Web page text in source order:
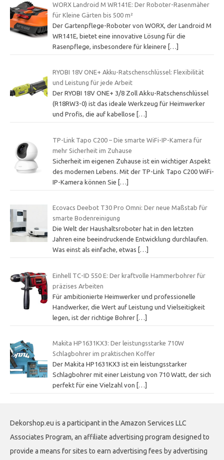
WORX Landroid M WR141E: Der Roboter-Rasenmäher
für Kleine Gärten bis 500 m²
Der Gartenpflege-Roboter von WORX, der Landroid M
WR141E, bietet eine innovative Lösung für die
Rasenpflege, insbesondere für kleinere […]
RYOBI 18V ONE+ Akku-Ratschenschlüssel: Flexibilität
und Leistung für jede Arbeit
Der RYOBI 18V ONE+ 3/8 Zoll Akku-Ratschenschlüssel
(R18RW3-0) ist das ideale Werkzeug für Heimwerker
und Profis, die auf kabellose
[…]
TP-Link Tapo C200 – Die smarte WiFi-IP-Kamera für
mehr Sicherheit im Zuhause
Sicherheit im eigenen Zuhause ist ein wichtiger Aspekt
des modernen Lebens. Mit der TP-Link Tapo C200 WiFi-
IP-Kamera können Sie […]
Ecovacs Deebot T30 Pro Omni: Der neue Maßstab für
smarte Bodenreinigung
Die Welt der Haushaltsroboter hat in den letzten
Jahren eine beeindruckende Entwicklung durchlaufen.
Was einst als einfache, etwas
[…]
Einhell TC-ID 550 E: Der kraftvolle Hammerbohrer für
präzises Arbeiten
Für ambitionierte Heimwerker und professionelle
Handwerker, die Wert auf Leistung und Vielseitigkeit
legen, ist der richtige Bohrer […]
Makita HP1631KX3: Der leistungsstarke 710W
Schlagbohrer im praktischen Koffer
Der Makita HP1631KX3 ist ein leistungsstarker
Schlagbohrer mit einer Leistung von 710 Watt, der sich
perfekt für eine Vielzahl von
[…]
Dekorshop.eu is a participant in the Amazon Services LLC
Associates Program, an affiliate advertising program designed to
provide a means for sites to earn advertising fees by advertising